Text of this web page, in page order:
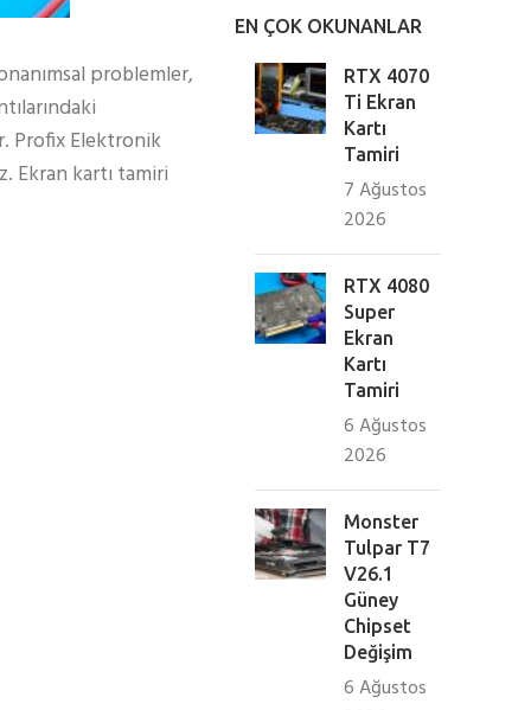
problemler,
Profix Elektronik
Ekran kartı tamiri
EN ÇOK OKUNANLAR
RTX 4070
Ti Ekran
Kartı
Tamiri
7 Ağustos
2026
RTX 4080
Super
Ekran
Kartı
Tamiri
6 Ağustos
2026
Monster
Tulpar T7
V26.1
Güney
Chipset
Değişim
6 Ağustos